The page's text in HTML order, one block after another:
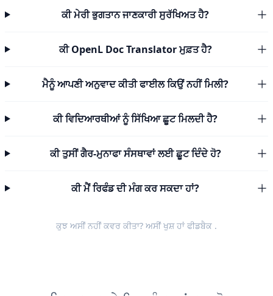
ਕੀ ਮੇਰੀ ਭੁਗਤਾਨ ਜਾਣਕਾਰੀ ਸੁਰੱਖਿਅਤ ਹੈ?
ਕੀ OpenL Doc Translator ਮੁਫ਼ਤ ਹੈ?
ਮੈਨੂੰ ਆਪਣੀ ਅਨੁਵਾਦ ਕੀਤੀ ਫਾਈਲ ਕਿਉਂ ਨਹੀਂ ਮਿਲੀ?
ਕੀ ਵਿਦਿਆਰਥੀਆਂ ਨੂੰ ਸਿੱਖਿਆ ਛੂਟ ਮਿਲਦੀ ਹੈ?
ਕੀ ਤੁਸੀਂ ਗੈਰ-ਮੁਨਾਫਾ ਸੰਸਥਾਵਾਂ ਲਈ ਛੂਟ ਦਿੰਦੇ ਹੋ?
ਕੀ ਮੈਂ ਰਿਫੰਡ ਦੀ ਮੰਗ ਕਰ ਸਕਦਾ ਹਾਂ?
ਕੁਝ ਅਸੀਂ ਨਹੀਂ ਕਵਰ ਕੀਤਾ? ਅਸੀਂ ਖੁਸ਼ ਹਾਂਫੀਡਬੈਕ .